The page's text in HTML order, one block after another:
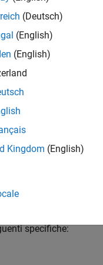
)specifica
specifiche:
(Deutsch)
(English)
(English)
Kingdom (English)